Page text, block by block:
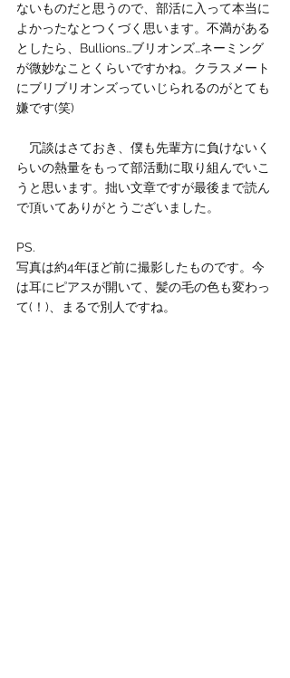
ないものだと思うので、部活に入って本当に
よかったなとつくづく思います。不満がある
としたら、Bullions…ブリオンズ…ネーミング
が微妙なことくらいですかね。クラスメート
にブリブリオンズっていじられるのがとても
嫌です(笑)
冗談はさておき、僕も先輩方に負けないく
らいの熱量をもって部活動に取り組んでいこ
うと思います。拙い文章ですが最後まで読ん
で頂いてありがとうございました。
PS.
写真は約4年ほど前に撮影したものです。今
は耳にピアスが開いて、髪の毛の色も変わっ
て(！)、まるで別人ですね。